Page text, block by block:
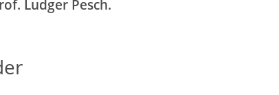
Ludger Pesch.